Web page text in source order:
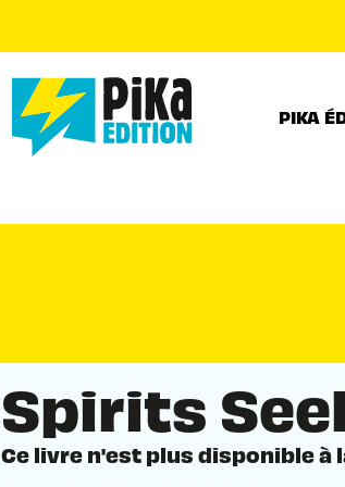
PIKA
Spirits
Ce livre n'est plus disponible à